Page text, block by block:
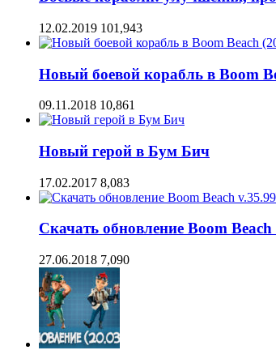
12.02.2019 101,943
Новый боевой корабль в Boom
09.11.2018 10,861
Новый герой в Бум Бич
17.02.2017 8,083
Скачать обновление Boom
27.06.2018 7,090